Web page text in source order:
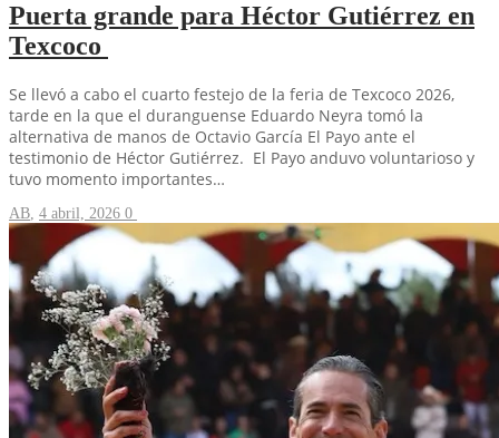
Puerta grande para Héctor Gutiérrez en
Texcoco
Se llevó a cabo el cuarto festejo de la feria de Texcoco 2026,
tarde en la que el duranguense Eduardo Neyra tomó la
alternativa de manos de Octavio García El Payo ante el
testimonio de Héctor Gutiérrez. El Payo anduvo voluntarioso y
tuvo momento importantes…
AB, 4 abril, 2026 0